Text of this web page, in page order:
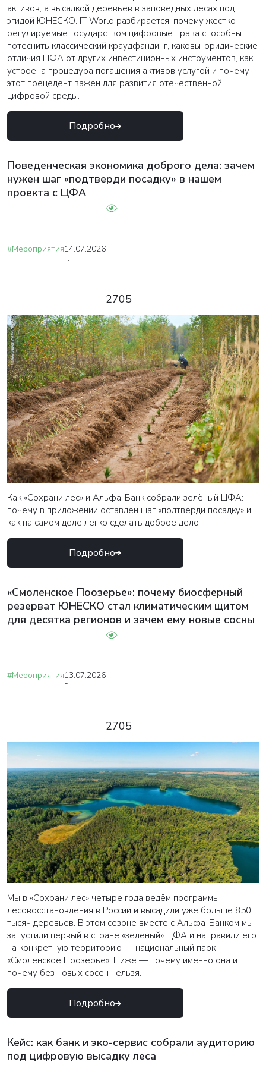
активов, а высадкой деревьев в заповедных лесах под
эгидой ЮНЕСКО. IT-World разбирается: почему жестко
регулируемые государством цифровые права способны
потеснить классический краудфандинг, каковы юридические
отличия ЦФА от других инвестиционных инструментов, как
устроена процедура погашения активов услугой и почему
этот прецедент важен для развития отечественной
цифровой среды.
Подробно
Поведенческая экономика доброго дела: зачем
нужен шаг «подтверди посадку» в нашем
проекта с ЦФА
#Мероприятия14.07.2026
г.
2705
Как «Сохрани лес» и Альфа-Банк собрали зелёный ЦФА:
почему в приложении оставлен шаг «подтверди посадку» и
как на самом деле легко сделать доброе дело
Подробно
«Смоленское Поозерье»: почему биосферный
резерват ЮНЕСКО стал климатическим щитом
для десятка регионов и зачем ему новые сосны
#Мероприятия13.07.2026
г.
2705
Мы в «Сохрани лес» четыре года ведём программы
лесовосстановления в России и высадили уже больше 850
тысяч деревьев. В этом сезоне вместе с Альфа-Банком мы
запустили первый в стране «зелёный» ЦФА и направили его
на конкретную территорию — национальный парк
«Смоленское Поозерье». Ниже — почему именно она и
почему без новых сосен нельзя.
Подробно
Кейс: как банк и эко-сервис собрали аудиторию
под цифровую высадку леса
Закрыть